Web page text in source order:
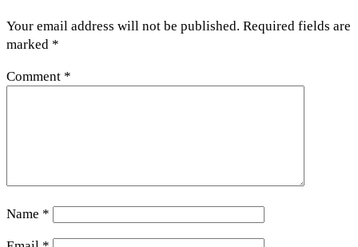
Your email address will not be published. Required fields are
marked *
Comment *
Name *